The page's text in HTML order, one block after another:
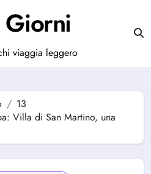
Giorni
viaggia leggero
13
Villa di San Martino, una